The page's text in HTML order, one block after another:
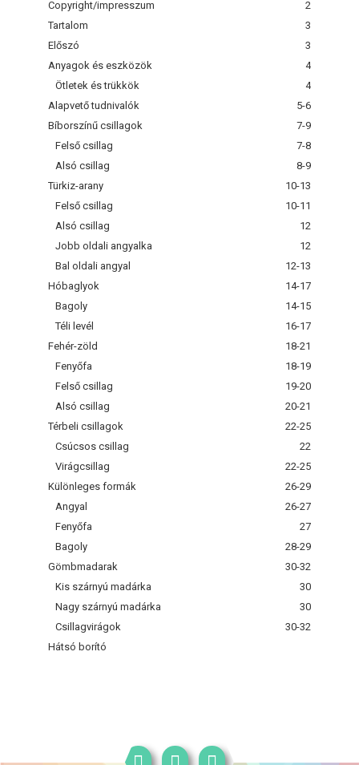
Copyright/impresszum
2
Tartalom
3
Előszó
3
Anyagok és eszközök
4
Ötletek és trükkök
4
Alapvető tudnivalók
5-6
Bíborszínű csillagok
7-9
Felső csillag
7-8
Alsó csillag
8-9
Türkiz-arany
10-13
Felső csillag
10-11
Alsó csillag
12
Jobb oldali angyalka
12
Bal oldali angyal
12-13
Hóbaglyok
14-17
Bagoly
14-15
Téli levél
16-17
Fehér-zöld
18-21
Fenyőfa
18-19
Felső csillag
19-20
Alsó csillag
20-21
Térbeli csillagok
22-25
Csúcsos csillag
22
Virágcsillag
22-25
Különleges formák
26-29
Angyal
26-27
Fenyőfa
27
Bagoly
28-29
Gömbmadarak
30-32
Kis szárnyú madárka
30
Nagy szárnyú madárka
30
Csillagvirágok
30-32
Hátsó borító